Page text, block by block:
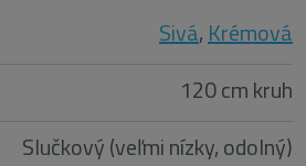
Sivá,Krémová
120 cm kruh
Slučkový (veľmi nízky, odolný)